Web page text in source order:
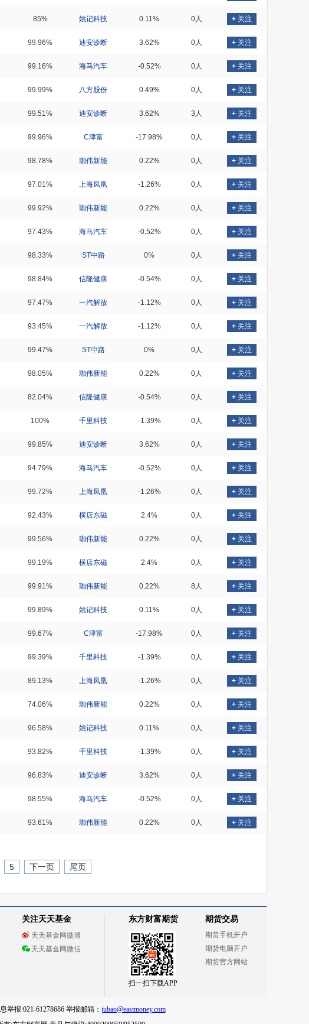
85% 姚记科技 0.11% 0人 + 关注
99.96% 迪安诊断 3.62% 0人 + 关注
99.16% 海马汽车 -0.52% 0人 + 关注
99.99% 八方股份 0.49% 0人 + 关注
99.51% 迪安诊断 3.62% 3人 + 关注
99.96% C津富 -17.98% 0人 + 关注
98.78% 珈伟新能 0.22% 0人 + 关注
97.01% 上海凤凰 -1.26% 0人 + 关注
99.92% 珈伟新能 0.22% 0人 + 关注
97.43% 海马汽车 -0.52% 0人 + 关注
98.33% ST中路 0% 0人 + 关注
98.84% 信隆健康 -0.54% 0人 + 关注
97.47% 一汽解放 -1.12% 0人 + 关注
93.45% 一汽解放 -1.12% 0人 + 关注
99.47% ST中路 0% 0人 + 关注
98.05% 珈伟新能 0.22% 0人 + 关注
82.04% 信隆健康 -0.54% 0人 + 关注
100% 千里科技 -1.39% 0人 + 关注
99.85% 迪安诊断 3.62% 0人 + 关注
94.79% 海马汽车 -0.52% 0人 + 关注
99.72% 上海凤凰 -1.26% 0人 + 关注
92.43% 横店东磁 2.4% 0人 + 关注
99.56% 珈伟新能 0.22% 0人 + 关注
99.19% 横店东磁 2.4% 0人 + 关注
99.91% 珈伟新能 0.22% 8人 + 关注
99.89% 姚记科技 0.11% 0人 + 关注
99.67% C津富 -17.98% 0人 + 关注
99.39% 千里科技 -1.39% 0人 + 关注
89.13% 上海凤凰 -1.26% 0人 + 关注
74.06% 珈伟新能 0.22% 0人 + 关注
96.58% 姚记科技 0.11% 0人 + 关注
93.82% 千里科技 -1.39% 0人 + 关注
96.83% 迪安诊断 3.62% 0人 + 关注
98.55% 海马汽车 -0.52% 0人 + 关注
93.61% 珈伟新能 0.22% 0人 + 关注
5 下一页 尾页